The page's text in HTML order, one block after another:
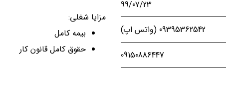
99/07/23
09395362542 (واتس اپ)
09150886447
مزایا شغلی:
بیمه کامل
حقوق کامل قانون کار